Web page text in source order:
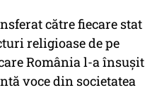
către fiecare stat
religioase de pe
România l-a însuşit
voce din societatea